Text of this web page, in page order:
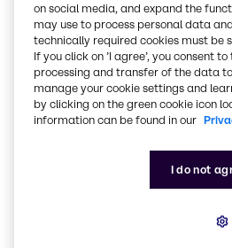
Protection des cultures et
Garder vos cultures sûres et
est la priorité absolue de
industriel. Laissez Brenntag
votre culture grâce à des
fiables pour vous protéger
Gestion de l'azote et
on social media, and expand the
may use to process personal data
technically required cookies must be
If you click on ’I agree’, you consent
processing and transfer of the data
manage your cookie settings and
by clicking on the green cookie icon
information can be found in our
I do not